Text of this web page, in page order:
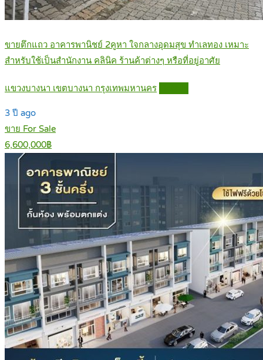
ขายตึกแถว อาคารพานิชย์ 2คูหา ใจกลางอุดมสุข ทำเลทอง เหมาะ
สำหรับใช้เป็นสำนักงาน คลินิค ร้านค้าต่างๆ หรือที่อยู่อาศัย
แขวงบางนา เขตบางนา กรุงเทพมหานคร
3 ปี ago
ขาย For Sale
6,600,000฿